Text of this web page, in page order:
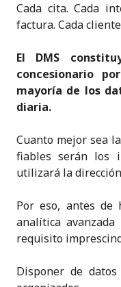
Cada cita. Cada
factura. Cada
El DMS
concesionario
mayoría de los
diaria.
Cuanto mejor sea
fiables serán los
utilizará la
Por eso, antes de
analítica
requisito
Disponer de